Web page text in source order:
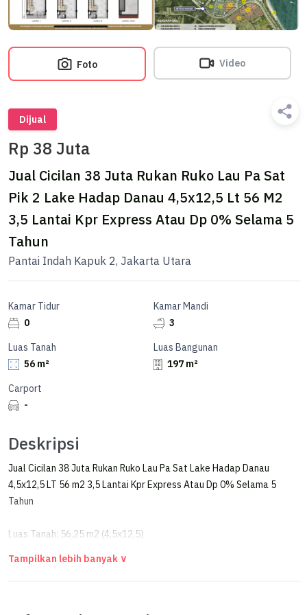
Foto Video
Dijual
Rp 38 Juta
Jual Cicilan 38 Juta Rukan Ruko Lau Pa Sat
Pik 2 Lake Hadap Danau 4,5x12,5 Lt 56 M2
3,5 Lantai Kpr Express Atau Dp 0% Selama 5
Tahun
Pantai Indah Kapuk 2, Jakarta Utara
Kamar Tidur
0
Kamar Mandi
3
Luas Tanah
56 m²
Luas Bangunan
197 m²
Carport
-
Deskripsi
Jual Cicilan 38 Juta Rukan Ruko Lau Pa Sat Lake Hadap Danau
4,5x12,5 LT 56 m2 3,5 Lantai Kpr Express Atau Dp 0% Selama 5
Tahun
Luas Tanah: 56,25 m2 (4,5x12,5)